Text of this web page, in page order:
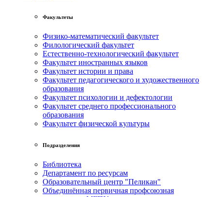
Факультеты
Физико-математический факультет
Филологический факультет
Естественно-технологический факультет
Факультет иностранных языков
Факультет истории и права
Факультет педагогического и художественного
образования
Факультет психологии и дефектологии
Факультет среднего профессионального
образования
Факультет физической культуры
Подразделения
Библиотека
Департамент по ресурсам
Образовательный центр "Пеликан"
Объединённая первичная профсоюзная